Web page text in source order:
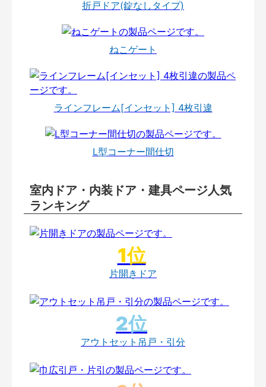
折戸ドア(錠なしタイプ)
ねこゲート
ラインフレーム[インセット] 4枚引違
L型コーナー間仕切
室内ドア・内装ドア・建具ページ人気
ランキング
片開きドア
アウトセット吊戸・引分